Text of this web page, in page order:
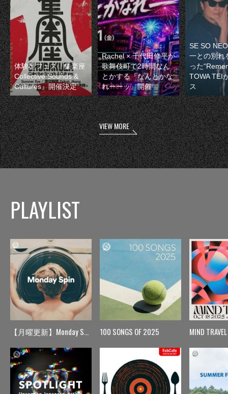
体験型フェス『集楽座
Collective Sounds &
Cultures』開催決定
Rachel × 千代田修平が
歌舞伎町で2時間なん
とかする『なんとかな
れーーッ』開催
SE SO
一との別れ
った
TOWA TEI
ス
VIEW MORE
PLAYLIST
【月曜更新】Monday Spin 100 SONGS OF 2025 MIND TRAVEL